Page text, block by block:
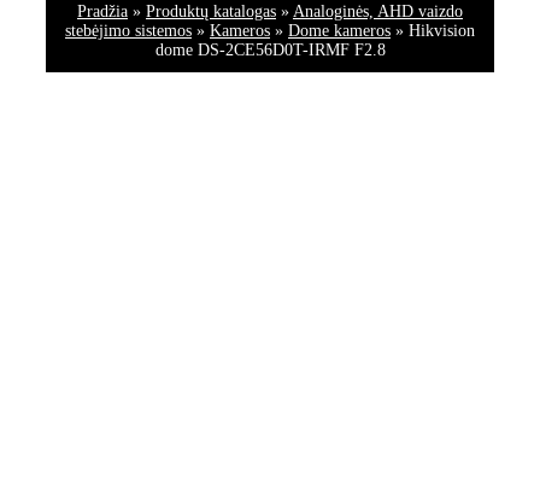
Pradžia » Produktų katalogas » Analoginės, AHD vaizdo
stebėjimo sistemos » Kameros » Dome kameros » Hikvision
dome DS-2CE56D0T-IRMF F2.8